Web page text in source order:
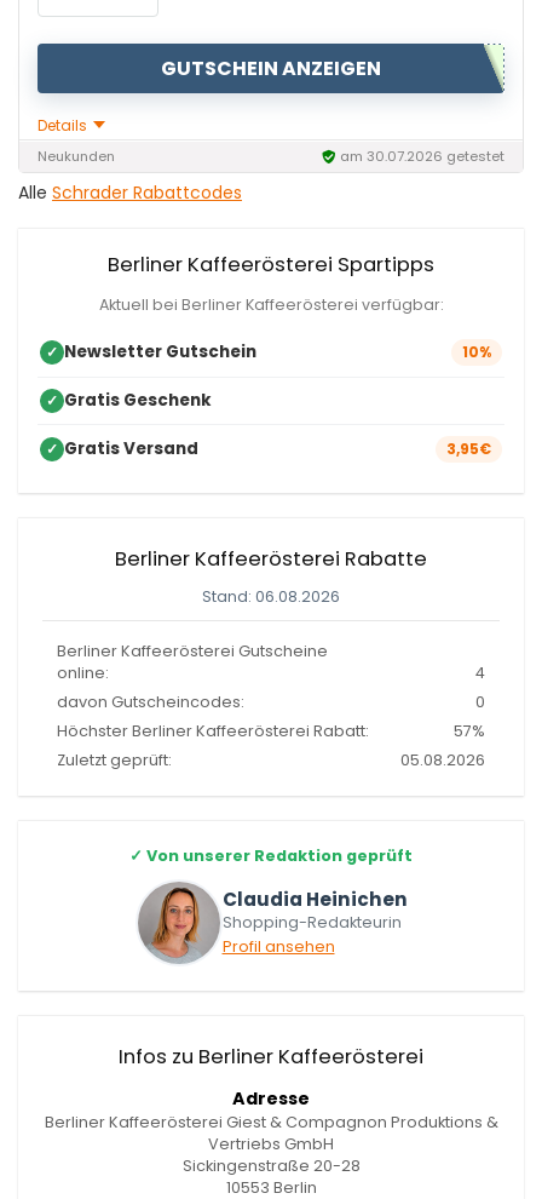
GUTSCHEIN ANZEIGEN
Details
Neukunden am 30.07.2026 getestet
Alle Schrader Rabattcodes
Berliner Kaffeerösterei Spartipps
Aktuell bei Berliner Kaffeerösterei verfügbar:
✓ Newsletter Gutschein 10%
✓ Gratis Geschenk
✓ Gratis Versand 3,95€
Berliner Kaffeerösterei Rabatte
Stand: 06.08.2026
Berliner Kaffeerösterei Gutscheine
online:
4
davon Gutscheincodes:
0
Höchster Berliner Kaffeerösterei Rabatt:
57%
Zuletzt geprüft:
05.08.2026
✓ Von unserer Redaktion geprüft
Claudia Heinichen
Shopping-Redakteurin
Profil ansehen
Infos zu Berliner Kaffeerösterei
Adresse
Berliner Kaffeerösterei Giest & Compagnon Produktions &
Vertriebs GmbH
Sickingenstraße 20-28
10553 Berlin